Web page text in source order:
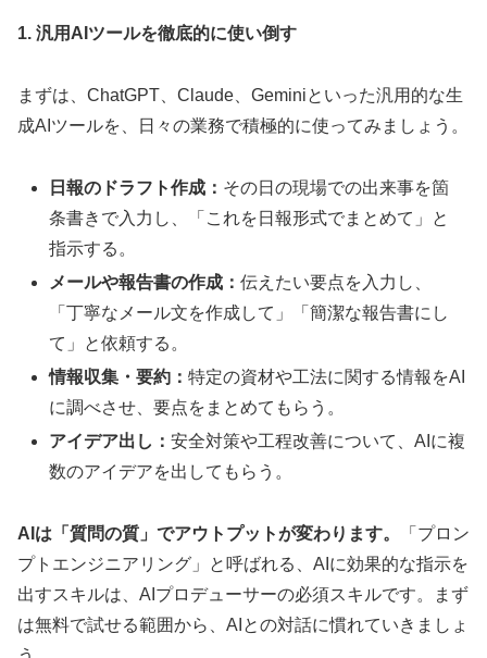
1. 汎用AIツールを徹底的に使い倒す
まずは、ChatGPT、Claude、Geminiといった汎用的な生
成AIツールを、日々の業務で積極的に使ってみましょう。
日報のドラフト作成： その日の現場での出来事を箇
条書きで入力し、「これを日報形式でまとめて」と
指示する。
メールや報告書の作成：伝えたい要点を入力し、
「丁寧なメール文を作成して」「簡潔な報告書にし
て」と依頼する。
情報収集・要約：特定の資材や工法に関する情報をAI
に調べさせ、要点をまとめてもらう。
アイデア出し：安全対策や工程改善について、AIに複
数のアイデアを出してもらう。
AIは「質問の質」でアウトプットが変わります。
「プロン
プトエンジニアリング」と呼ばれる、AIに効果的な指示を
出すスキルは、AIプロデューサーの必須スキルです。まず
は無料で試せる範囲から、AIとの対話に慣れていきましょ